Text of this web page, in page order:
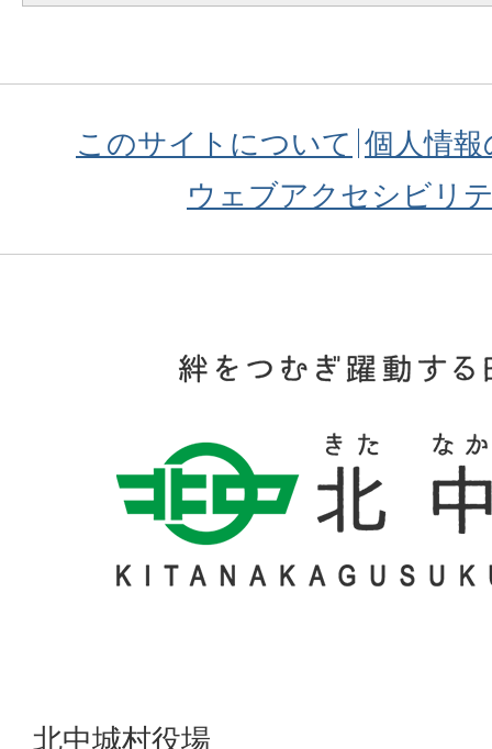
このサイトについて 個人情
ウェブアクセシビリ
北中城村役場